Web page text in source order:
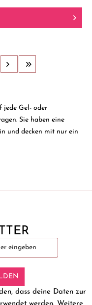
jede Gel- oder
Sie haben eine
und decken mit nur ein
dass deine Daten zur